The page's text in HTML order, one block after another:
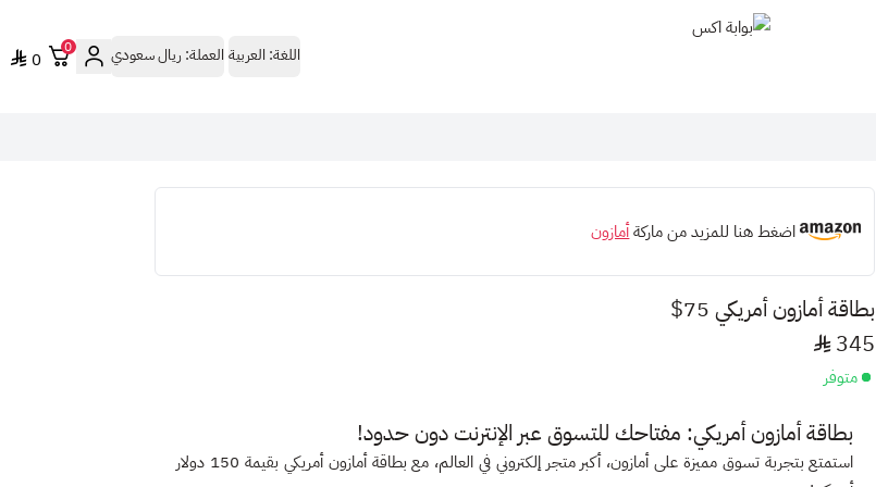
اللغة: العربية العملة:ريال سعودي 0
0
اضغط هنا للمزيد من ماركةأمازون
بطاقة أمازون أمريكي 75$
345
متوفر
بطاقة أمازون أمريكي: مفتاحك للتسوق عبر الإنترنت دون حدود!
استمتع بتجربة تسوق مميزة على أمازون، أكبر متجر إلكتروني في العالم، مع بطاقة أمازون أمريكي بقيمة 150 دولار